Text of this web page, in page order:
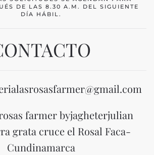
DE LAS 8.30 A.M. DEL SIGUIENTE
DÍA HÁBIL.
farmer byjagheterjulian
grata cruce el Rosal Faca-
Cundinamarca